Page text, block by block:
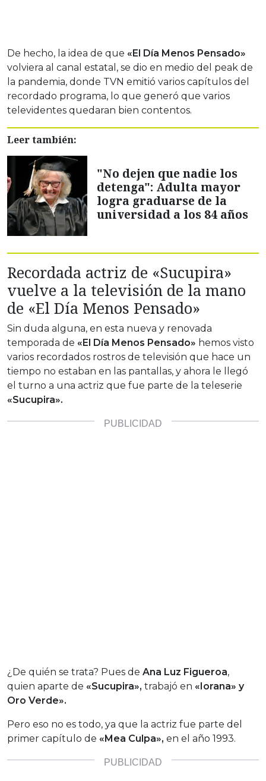
De hecho, la idea de que «El Día Menos Pensado»
volviera al canal estatal, se dio en medio del peak de
la pandemia, donde TVN emitió varios capítulos del
recordado programa, lo que generó que varios
televidentes quedaran bien contentos.
Leer también:
"No dejen que nadie los
detenga": Adulta mayor
logra graduarse de la
universidad a los 84 años
Recordada actriz de «Sucupira»
vuelve a la televisión de la mano
de «El Día Menos Pensado»
Sin duda alguna, en esta nueva y renovada
temporada de «El Día Menos Pensado» hemos visto
varios recordados rostros de televisión que hace un
tiempo no estaban en las pantallas, y ahora le llegó
el turno a una actriz que fue parte de la teleserie
«Sucupira».
¿De quién se trata? Pues de Ana Luz Figueroa,
quien aparte de «Sucupira», trabajó en «Iorana» y
Oro Verde».
Pero eso no es todo, ya que la actriz fue parte del
primer capítulo de «Mea Culpa», en el año 1993.